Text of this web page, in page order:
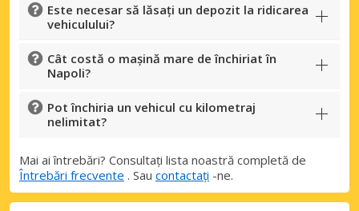
Este necesar să lăsați un depozit la ridicarea
vehiculului?
Cât costă o mașină mare de închiriat în
Napoli?
Pot închiria un vehicul cu kilometraj
nelimitat?
Mai ai întrebări? Consultați lista noastră completă de
Întrebări frecvente . Sau contactați -ne.